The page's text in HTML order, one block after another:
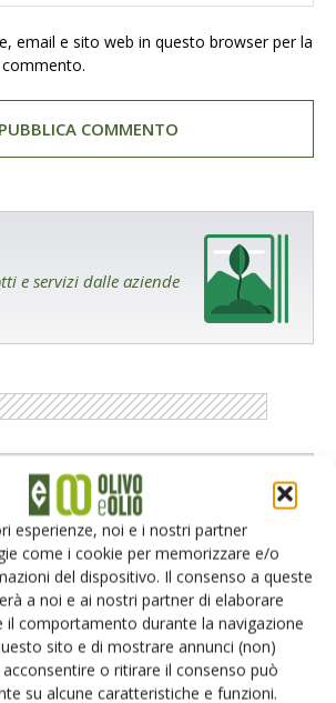
esperienze, noi e i nostri partner
come i cookie per memorizzare e/o
del dispositivo. Il consenso a queste
a noi e ai nostri partner di elaborare
il comportamento durante la navigazione
sito e di mostrare annunci (non)
o ritirare il consenso può
su alcune caratteristiche e funzioni.
email e sito web in questo browser per la
e servizi dalle aziende
Aziende e Prodotti
per cercare un'azienda o un
prodotto!
Cerca adesso